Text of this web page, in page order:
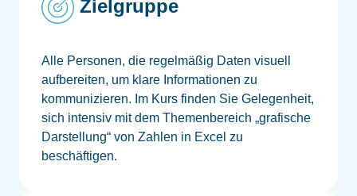
Zielgruppe
Alle Personen, die regelmäßig Daten visuell
aufbereiten, um klare Informationen zu
kommunizieren. Im Kurs finden Sie Gelegenheit,
sich intensiv mit dem Themenbereich „grafische
Darstellung“ von Zahlen in Excel zu
beschäftigen.